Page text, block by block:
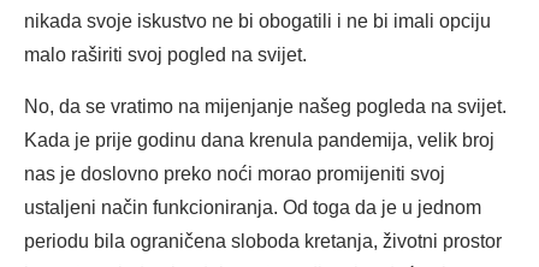
nikada svoje iskustvo ne bi obogatili i ne bi imali opciju
malo raširiti svoj pogled na svijet.
No, da se vratimo na mijenjanje našeg pogleda na svijet.
Kada je prije godinu dana krenula pandemija, velik broj
nas je doslovno preko noći morao promijeniti svoj
ustaljeni način funkcioniranja. Od toga da je u jednom
periodu bila ograničena sloboda kretanja, životni prostor